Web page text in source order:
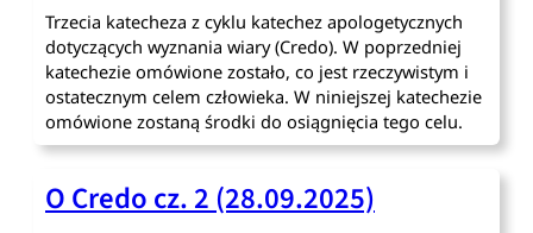
Trzecia katecheza z cyklu katechez apologetycznych
dotyczących wyznania wiary (Credo). W poprzedniej
katechezie omówione zostało, co jest rzeczywistym i
ostatecznym celem człowieka. W niniejszej katechezie
omówione zostaną środki do osiągnięcia tego celu.
O Credo cz. 2 (28.09.2025)